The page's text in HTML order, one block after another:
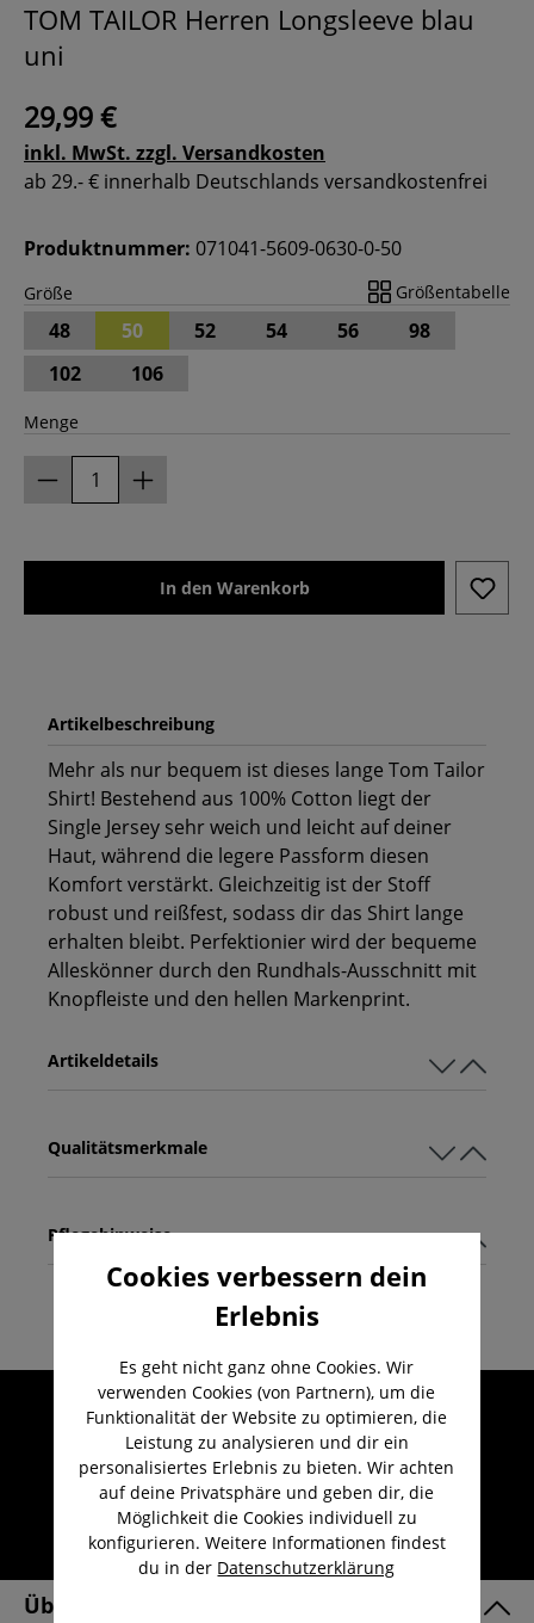
TOM TAILOR Herren Longsleeve blau
uni
29,99 €
inkl. MwSt. zzgl. Versandkosten
ab 29.- € innerhalb Deutschlands versandkostenfrei
Produktnummer: 071041-5609-0630-0-50
Größe Größentabelle
48 50 52 54 56
98
102
106
Menge
In den Warenkorb
Artikelbeschreibung
Mehr als nur bequem ist dieses lange Tom Tailor
Shirt! Bestehend aus 100% Cotton liegt der
Single Jersey sehr weich und leicht auf deiner
Haut, während die legere Passform diesen
Komfort verstärkt. Gleichzeitig ist der Stoff
robust und reißfest, sodass dir das Shirt lange
erhalten bleibt. Perfektionier wird der bequeme
Alleskönner durch den Rundhals-Ausschnitt mit
Knopfleiste und den hellen Markenprint.
Qualitätsmerkmale
Artikeldetails
Pflegehinweise
Umfangreicher Kundenservice
Kauf auf Rechnung
Kostenloser Versand ab 29,-€
Lieferzeit 1-3 Werktage
30 Tage kostenlose Retoure
Über Uns
Cookies verbessern dein
Erlebnis
Es geht nicht ganz ohne Cookies. Wir
verwenden Cookies (von Partnern), um die
Funktionalität der Website zu optimieren, die
Leistung zu analysieren und dir ein
personalisiertes Erlebnis zu bieten. Wir achten
auf deine Privatsphäre und geben dir, die
Möglichkeit die Cookies individuell zu
konfigurieren. Weitere Informationen findest
du in der Datenschutzerklärung